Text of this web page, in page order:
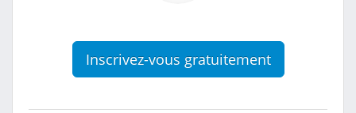
Inscrivez-vous gratuitement